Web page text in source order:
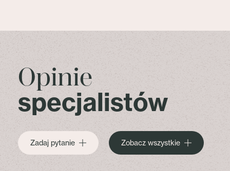
Opinie
specjalistów
Zadaj pytanie Zobacz wszystkie